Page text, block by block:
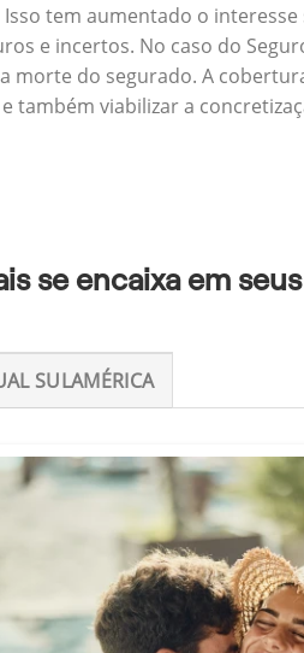
tem aumentado o
e incertos. No caso do
morte do segurado. A
também viabilizar a
se encaixa em
SULAMÉRICA